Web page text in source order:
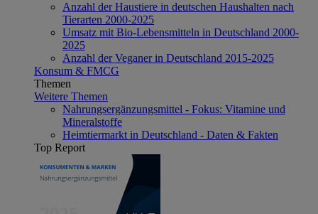
Anzahl der Haustiere in deutschen Haushalten nach
Tierarten 2000-2025
Umsatz mit Bio-Lebensmitteln in Deutschland 2000-
2025
Anzahl der Veganer in Deutschland 2015-2025
Konsum & FMCG
Themen
Weitere Themen
Nahrungsergänzungsmittel - Fokus: Vitamine und
Mineralstoffe
Heimtiermarkt in Deutschland - Daten & Fakten
Top Report